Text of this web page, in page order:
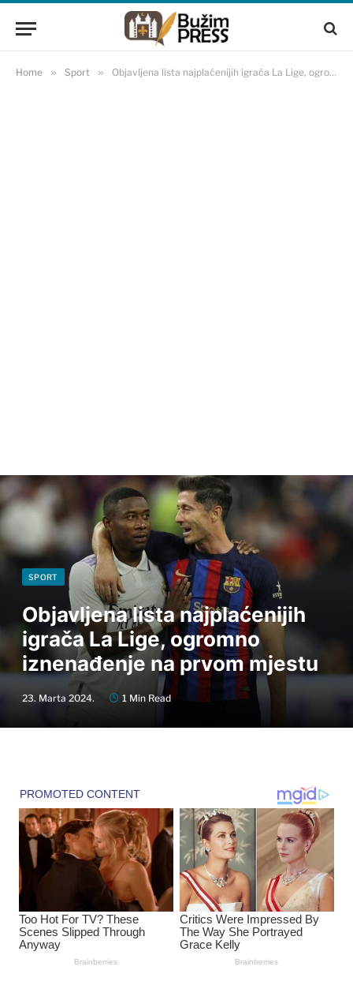
Home » Sport » Objavljena lista najplaćenijih igrača La Lige, ogromno iznenađenje na prvom mjestu
SPORT
Objavljena lista najplaćenijih
igrača La Lige, ogromno
iznenađenje na prvom mjestu
23. Marta 2024. 1 Min Read